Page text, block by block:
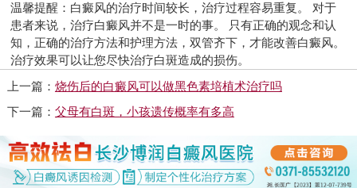
温馨提醒：白癜风的治疗时间较长，治疗过程容易重复。 对于
患者来说，治疗白癜风并不是一时的事。 只有正确的观念和认
知，正确的治疗方法和护理方法，双管齐下，才能改善白癜风。
治疗效果可以让您尽快治疗白斑造成的损伤。
上一篇： 烧伤后的白癜风可以做黑色素培植术治疗吗
下一篇： 父母有白斑，小孩遗传概率有多高